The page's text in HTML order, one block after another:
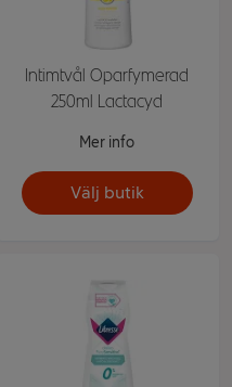
Intimtvål Oparfymerad
250ml Lactacyd
Mer info
Välj butik